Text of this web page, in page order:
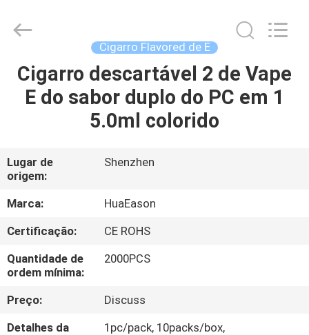
CASA
PRODUTOS
VÍDEOS
SOBRE
NÓS
EXCURSÃO
DA
FÁBRICA
fornecedor.
Copyright
huaeason.com.
Cigarro Flavored de E
Cigarro descartável 2 de Vape
E do sabor duplo do PC em 1
5.0ml colorido
Lugar de
origem:
Shenzhen
Marca:
HuaEason
Certificação:
CE ROHS
Quantidade de
ordem mínima:
2000PCS
Preço:
Discuss
Detalhes da
1pc/pack, 10packs/box,